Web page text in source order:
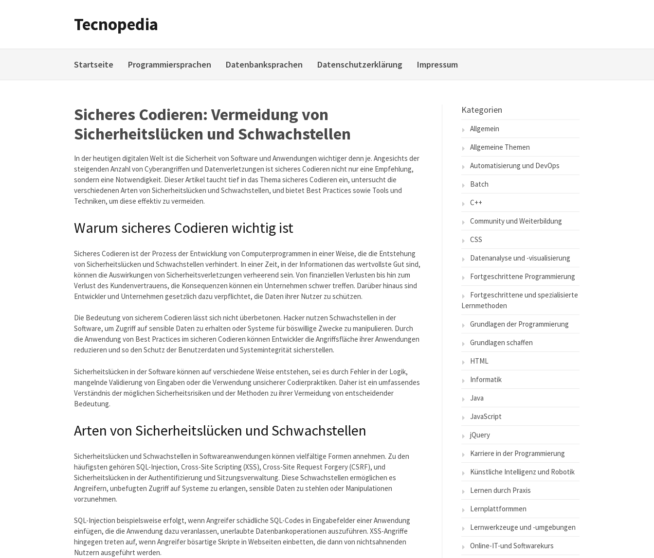
Tecnopedia
Startseite Programmiersprachen Datenbanksprachen Datenschutzerklärung Impressum
Sicheres Codieren: Vermeidung von
Sicherheitslücken und Schwachstellen
In der heutigen digitalen Welt ist die Sicherheit von Software und Anwendungen wichtiger denn je. Angesichts der
steigenden Anzahl von Cyberangriffen und Datenverletzungen ist sicheres Codieren nicht nur eine Empfehlung,
sondern eine Notwendigkeit. Dieser Artikel taucht tief in das Thema sicheres Codieren ein, untersucht die
verschiedenen Arten von Sicherheitslücken und Schwachstellen, und bietet Best Practices sowie Tools und
Techniken, um diese effektiv zu vermeiden.
Warum sicheres Codieren wichtig ist
Sicheres Codieren ist der Prozess der Entwicklung von Computerprogrammen in einer Weise, die die Entstehung
von Sicherheitslücken und Schwachstellen verhindert. In einer Zeit, in der Informationen das wertvollste Gut sind,
können die Auswirkungen von Sicherheitsverletzungen verheerend sein. Von finanziellen Verlusten bis hin zum
Verlust des Kundenvertrauens, die Konsequenzen können ein Unternehmen schwer treffen. Darüber hinaus sind
Entwickler und Unternehmen gesetzlich dazu verpflichtet, die Daten ihrer Nutzer zu schützen.
Die Bedeutung von sicherem Codieren lässt sich nicht überbetonen. Hacker nutzen Schwachstellen in der
Software, um Zugriff auf sensible Daten zu erhalten oder Systeme für böswillige Zwecke zu manipulieren. Durch
die Anwendung von Best Practices im sicheren Codieren können Entwickler die Angriffsfläche ihrer Anwendungen
reduzieren und so den Schutz der Benutzerdaten und Systemintegrität sicherstellen.
Sicherheitslücken in der Software können auf verschiedene Weise entstehen, sei es durch Fehler in der Logik,
mangelnde Validierung von Eingaben oder die Verwendung unsicherer Codierpraktiken. Daher ist ein umfassendes
Verständnis der möglichen Sicherheitsrisiken und der Methoden zu ihrer Vermeidung von entscheidender
Bedeutung.
Arten von Sicherheitslücken und Schwachstellen
Sicherheitslücken und Schwachstellen in Softwareanwendungen können vielfältige Formen annehmen. Zu den
häufigsten gehören SQL-Injection, Cross-Site Scripting (XSS), Cross-Site Request Forgery (CSRF), und
Sicherheitslücken in der Authentifizierung und Sitzungsverwaltung. Diese Schwachstellen ermöglichen es
Angreifern, unbefugten Zugriff auf Systeme zu erlangen, sensible Daten zu stehlen oder Manipulationen
vorzunehmen.
SQL-Injection beispielsweise erfolgt, wenn Angreifer schädliche SQL-Codes in Eingabefelder einer Anwendung
einfügen, die die Anwendung dazu veranlassen, unerlaubte Datenbankoperationen auszuführen. XSS-Angriffe
hingegen treten auf, wenn Angreifer bösartige Skripte in Webseiten einbetten, die dann von nichtsahnenden
Nutzern ausgeführt werden.
Kategorien
Allgemein
Allgemeine Themen
Automatisierung und DevOps
Batch
C++
Community und Weiterbildung
CSS
Datenanalyse und -visualisierung
Fortgeschrittene Programmierung
Fortgeschrittene und spezialisierte
Lernmethoden
Grundlagen der Programmierung
Grundlagen schaffen
HTML
Informatik
Java
JavaScript
jQuery
Karriere in der Programmierung
Künstliche Intelligenz und Robotik
Lernen durch Praxis
Lernplattformmen
Lernwerkzeuge und -umgebungen
Online-IT-und Softwarekurs